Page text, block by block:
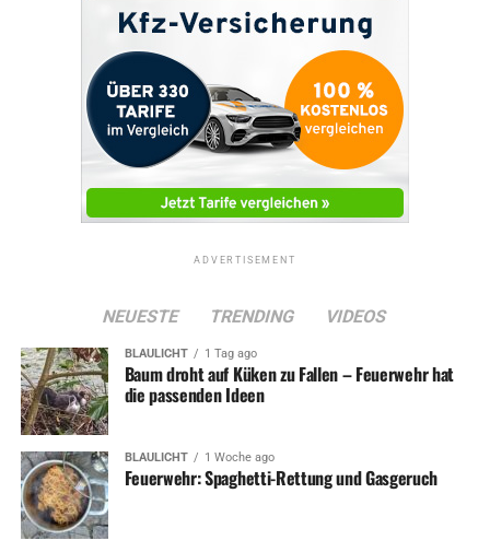
ADVERTISEMENT
NEUESTE TRENDING VIDEOS
BLAULICHT 1 Tag ago
Baum droht auf Küken zu Fallen – Feuerwehr hat
die passenden Ideen
BLAULICHT 1 Woche ago
Feuerwehr: Spaghetti-Rettung und Gasgeruch